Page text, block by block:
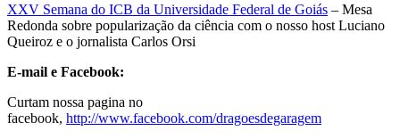
XXV Semana do ICB da Universidade Federal de Goiás – Mesa
Redonda sobre popularização da ciência com o nosso host Luciano
Queiroz e o jornalista Carlos Orsi
E-mail e Facebook:
Curtam nossa pagina no
facebook, http://www.facebook.com/dragoesdegaragem